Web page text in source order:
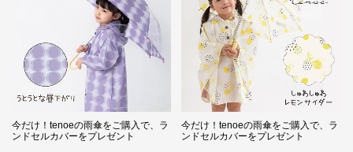
今だけ！tenoeの雨傘をご購入で、ラ
ンドセルカバーをプレゼント
今だけ！tenoeの雨傘をご購入で、ラ
ンドセルカバーをプレゼント